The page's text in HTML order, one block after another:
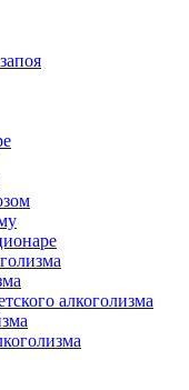
алкоголизма